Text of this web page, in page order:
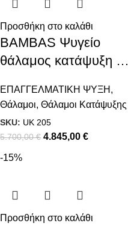
Προσθήκη στο καλάθι
BAMBAS Ψυγείο
θάλαμος κατάψυξη με
ΕΠΑΓΓΕΛΜΑΤΙΚΗ ΨΥΞΗ ,
Θάλαμοι, Θάλαμοι Κατάψυξης
SKU: UK 205
5.700,00€ 4.845,00 €
-15%
Προσθήκη στο καλάθι